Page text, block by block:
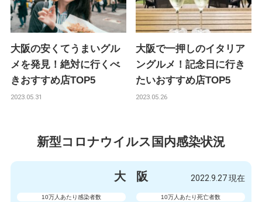
大阪の安くてうまいグル
メを発見！絶対に行くべ
きおすすめ店TOP5
2023.05.31
大阪で一押しのイタリア
ングルメ！記念日に行き
たいおすすめ店TOP5
2023.05.26
新型コロナウイルス国内感染状況
大 阪 2022.9.27 現在
10万人あたり感染者数 10万人あたり死亡者数